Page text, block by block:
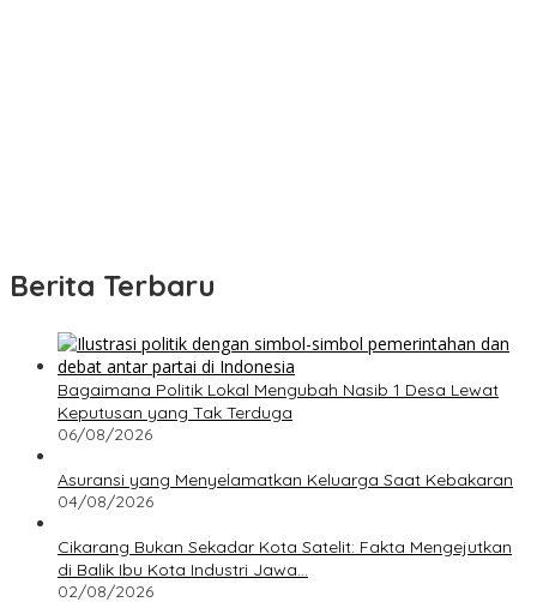
Berita Terbaru
Bagaimana Politik Lokal Mengubah Nasib 1 Desa Lewat
Keputusan yang Tak Terduga
06/08/2026
Asuransi yang Menyelamatkan Keluarga Saat Kebakaran
04/08/2026
Cikarang Bukan Sekadar Kota Satelit: Fakta Mengejutkan
di Balik Ibu Kota Industri Jawa…
02/08/2026